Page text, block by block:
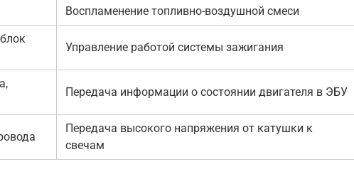
Воспламенение топливно-воздушной смеси
Управление работой системы зажигания
Передача информации о состоянии двигателя в ЭБУ
Передача высокого напряжения от катушки к
свечам